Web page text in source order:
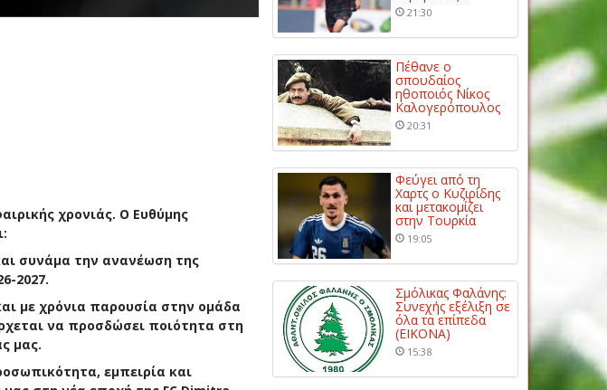
χρονιάς. Ο Ευθύμης
συνάμα την ανανέωση της
2027.
με χρόνια παρουσία στην ομάδα
να προσδώσει ποιότητα στη
μας.
εμπειρία και
21:30
Πέθανε ο
σπουδαίος
ηθοποιός Νίκος
Καλογερόπουλος
20:31
Φεύγει από τη
Χαρτς ο Κυζιρίδης
και μετακομίζει
στην Τουρκία
19:05
Σμόλικας Φαλάνης:
Συνεχής εξέλιξη σε
όλα τα επίπεδα
(ΕΙΚΟΝΑ)
15:38